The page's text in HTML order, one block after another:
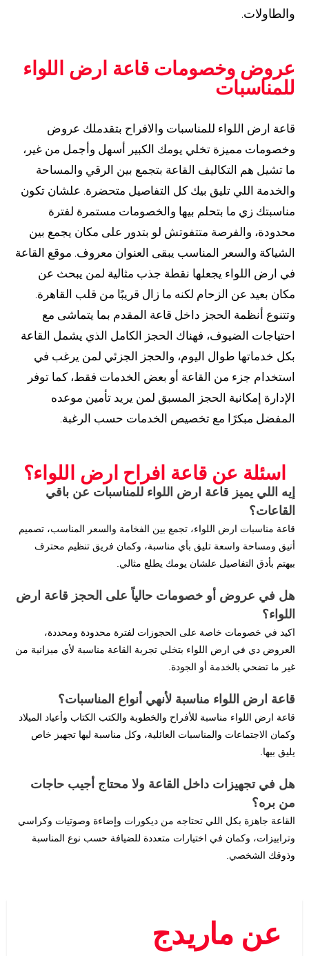
والطاولات.
عروض وخصومات قاعة ارض اللواء
للمناسبات
قاعة ارض اللواء للمناسبات والافراح بتقدملك عروض
وخصومات مميزة تخلي يومك الكبير أسهل وأجمل من غير،
ما تشيل هم التكاليف القاعة بتجمع بين الرقي والمساحة
والخدمة اللي تليق بيك كل التفاصيل متحضرة. علشان تكون
مناسبتك زي ما بتحلم بيها والخصومات مستمرة لفترة
محدودة، والفرصة متتفوتش لو بتدور على مكان يجمع بين
الشياكة والسعر المناسب يبقى العنوان معروف. موقع القاعة
في ارض اللواء يجعلها نقطة جذب مثالية لمن يبحث عن
مكان بعيد عن الزحام لكنه ما زال قريبًا من قلب القاهرة.
وتتنوع أنظمة الحجز داخل قاعة المقدم بما يتماشى مع
احتياجات الضيوف، فهناك الحجز الكامل الذي يشمل القاعة
بكل خدماتها طوال اليوم، والحجز الجزئي لمن يرغب في
استخدام جزء من القاعة أو بعض الخدمات فقط، كما توفر
الإدارة إمكانية الحجز المسبق لمن يريد تأمين موعده
المفضل مبكرًا مع تخصيص الخدمات حسب الرغبة.
اسئلة عن قاعة افراح ارض اللواء؟
إيه اللي يميز قاعة ارض اللواء للمناسبات عن باقي
القاعات؟
قاعة مناسبات ارض اللواء، تجمع بين الفخامة والسعر المناسب، تصميم
أنيق ومساحة واسعة تليق بأي مناسبة، وكمان فريق تنظيم محترف
بيهتم بأدق التفاصيل علشان يومك يطلع مثالي.
هل في عروض أو خصومات حالياً على الحجز قاعة ارض
اللواء؟
اكيد في خصومات خاصة على الحجوزات لفترة محدودة ومحددة،
العروض دي في ارض اللواء بتخلي تجربة القاعة مناسبة لأي ميزانية من
غير ما تضحي بالخدمة أو الجودة.
قاعة ارض اللواء مناسبة لأنهي أنواع المناسبات؟
قاعة ارض اللواء مناسبة للأفراح والخطوبة والكتب الكتاب وأعياد الميلاد
وكمان الاجتماعات والمناسبات العائلية، وكل مناسبة ليها تجهيز خاص
يليق بيها.
هل في تجهيزات داخل القاعة ولا محتاج أجيب حاجات
من بره؟
القاعة جاهزة بكل اللي تحتاجه من ديكورات وإضاءة وصوتيات وكراسي
وترابيزات، وكمان في اختيارات متعددة للضيافة حسب نوع المناسبة
وذوقك الشخصي.
عن ماريدج